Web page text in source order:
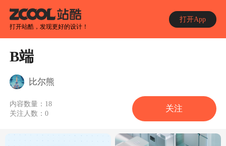
打开站酷，发现更好的设计！
打开App
B端
比尔熊
内容数量： 18
关注人数：0
关注